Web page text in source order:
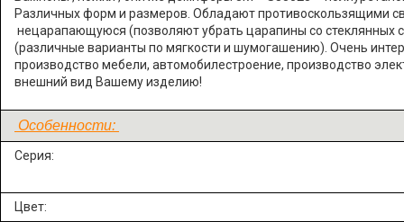
Различных форм и размеров. Обладают противоскользящими
нецарапающуюся (позволяют убрать царапины со стеклянных
(различные варианты по мягкости и шумогашению). Очень
производство мебели, автомобилестроение, производство
внешний вид Вашему изделию!
Особенности:
Серия:
Цвет: